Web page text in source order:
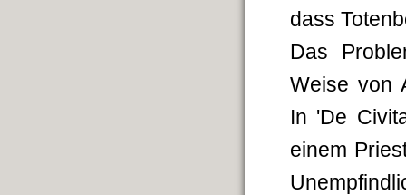
dass
Das
Weise von
In 'De
einem